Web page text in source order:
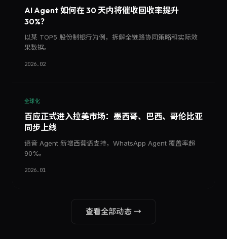
AI Agent 如何在 30 天内将催收回收率提升
30%？
以某 TOP5 股份制银行为例，拆解全链路协同策略和实际效
果数据。
2026.02
全球化
百应正式进入拉美市场：墨西哥、巴西、哥伦比亚
同步上线
语音 Agent 新增西葡语支持，WhatsApp Agent 覆盖率超
90%。
2026.01
查看全部动态 →